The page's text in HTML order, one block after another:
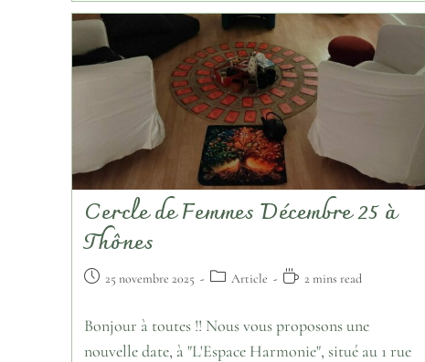
Cercle de Femmes Décembre 25 à
Thônes
25 novembre 2025 Article 2 mins read
Bonjour à toutes !! Nous vous proposons une
nouvelle date, à "L'Espace Harmonie", situé au 1 rue